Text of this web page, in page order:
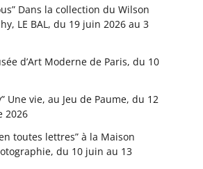
Dans la collection du Wilson
LE BAL, du 19 juin 2026 au 3
d’Art Moderne de Paris, du 10
Une vie, au Jeu de Paume, du 12
2026
toutes lettres” à la Maison
du 10 juin au 13